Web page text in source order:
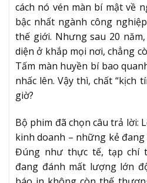
cách nó vén màn bí mật về
bậc nhất ngành công
thế giới. Nhưng sau 20
diện ở khắp mọi nơi, chẳng
Tấm màn huyền bí bao
nhấc lên. Vậy thì, chất “kịch
giờ?
Bộ phim đã chọn câu trả lời:
kinh doanh – những kẻ
Đúng như thực tế, tạp chí
đang đánh mất lượng lớn